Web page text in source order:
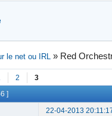
le net ou IRL » Red
2 3
]
22-04-2013